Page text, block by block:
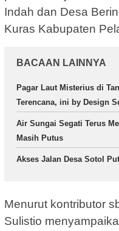
Indah dan Desa
Kuras Kabupaten
BACAAN LAINNYA
Pagar Laut Misterius di
Terencana, ini by Design
Air Sungai Segati Terus
Masih Putus
Akses Jalan Desa Sotol
Menurut kontributor
Sulistio